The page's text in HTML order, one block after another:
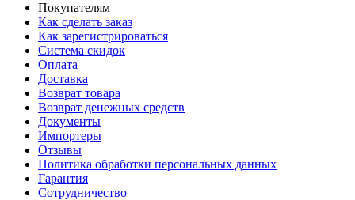
Покупателям
Как сделать заказ
Как зарегистрироваться
Система скидок
Оплата
Доставка
Возврат товара
Возврат денежных средств
Документы
Импортеры
Отзывы
Политика обработки персональных данных
Гарантия
Сотрудничество